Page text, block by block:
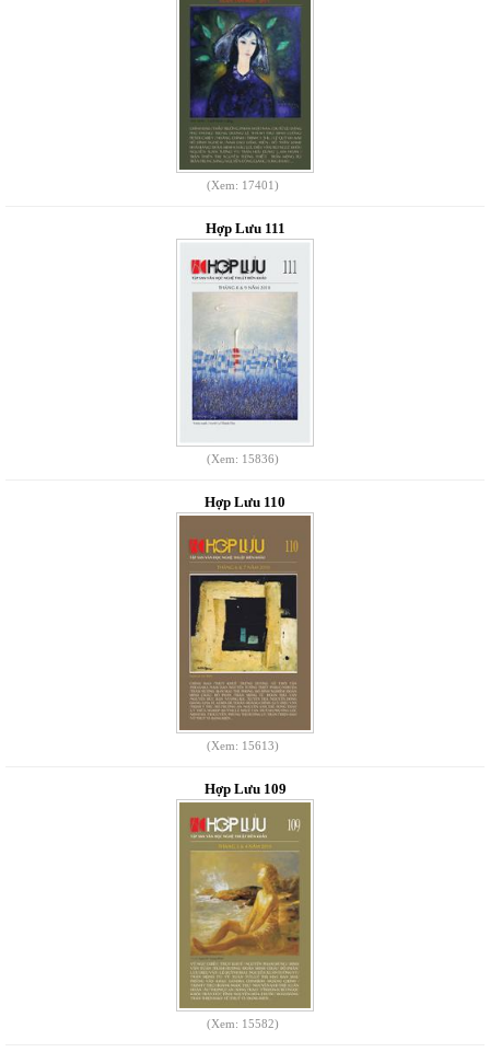
(Xem: 17401)
Hợp Lưu 111
(Xem: 15836)
Hợp Lưu 110
(Xem: 15613)
Hợp Lưu 109
(Xem: 15582)